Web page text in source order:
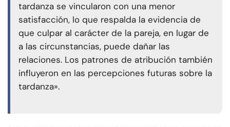
tardanza se vincularon con una menor
satisfacción, lo que respalda la evidencia de
que culpar al carácter de la pareja, en lugar de
a las circunstancias, puede dañar las
relaciones. Los patrones de atribución también
influyeron en las percepciones futuras sobre la
tardanza».